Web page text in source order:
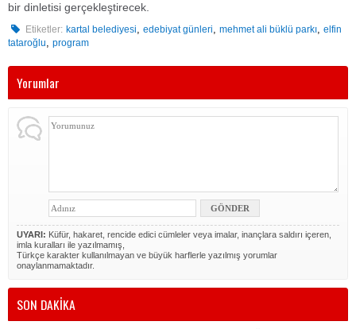
bir dinletisi gerçekleştirecek.
Etiketler: kartal belediyesi,edebiyat günleri,mehmet ali büklü parkı,elfin
tataroğlu, program
Yorumlar
UYARI: Küfür, hakaret, rencide edici cümleler veya imalar, inançlara saldırı içeren,
imla kuralları ile yazılmamış,
Türkçe karakter kullanılmayan ve büyük harflerle yazılmış yorumlar
onaylanmamaktadır.
SON DAKİKA